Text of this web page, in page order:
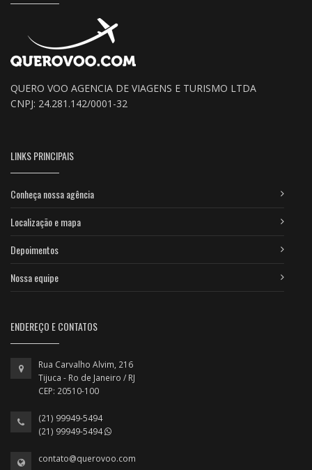
QUERO VOO AGENCIA DE VIAGENS E TURISMO LTDA
CNPJ: 24.281.142/0001-32
LINKS PRINCIPAIS
Conheça nossa agência
Localização e mapa
Depoimentos
Nossa equipe
ENDEREÇO E CONTATOS
Rua Carvalho Alvim, 216
Tijuca - Ro de Janeiro / RJ
CEP: 20510-100
(21) 99949-5494
(21) 99949-5494
contato@querovoo.com